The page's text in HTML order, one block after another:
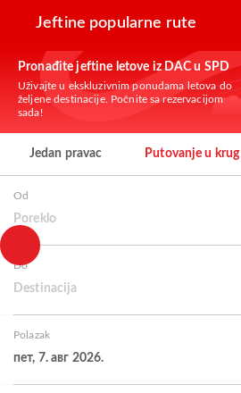
Jeftine popularne rute
Pronađite jeftine letove iz DAC u SPD
Uživajte u ekskluzivnim ponudama letova do
željene destinacije. Počnite sa rezervacijom
sada!
Jedan pravac Putovanje u krug
Od
Poreklo
Do
Destinacija
Polazak
пет, 7. авг 2026.